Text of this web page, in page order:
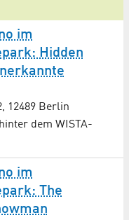
im
Hidden
12489 Berlin
dem WISTA-
im
The